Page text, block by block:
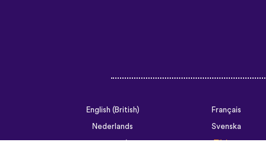
English (British) Français
Nederlands
Svenska